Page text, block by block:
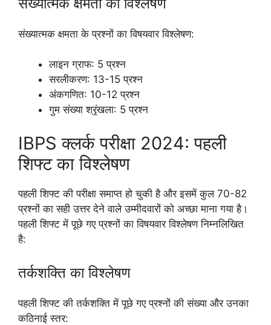
संख्यात्मक क्षमता के प्रश्नों का विषयवार विश्लेषण:
लाइन ग्राफ: 5 प्रश्न
सरलीकरण: 13-15 प्रश्न
अंकगणित: 10-12 प्रश्न
गुम संख्या श्रृंखला: 5 प्रश्न
IBPS क्लर्क परीक्षा 2024: पहली
शिफ्ट का विश्लेषण
पहली शिफ्ट की परीक्षा समाप्त हो चुकी है और इसमें कुल 70-82
प्रश्नों का सही उत्तर देने वाले उम्मीदवारों को अच्छा माना गया है।
पहली शिफ्ट में पूछे गए प्रश्नों का विषयवार विश्लेषण निम्नलिखित
है:
तर्कशक्ति का विश्लेषण
पहली शिफ्ट की तर्कशक्ति में पूछे गए प्रश्नों की संख्या और उनका
कठिनाई स्तर: